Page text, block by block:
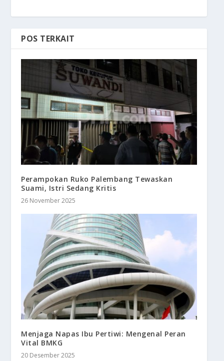
POS TERKAIT
Perampokan Ruko Palembang Tewaskan
Suami, Istri Sedang Kritis
26 November 2025
Menjaga Napas Ibu Pertiwi: Mengenal Peran
Vital BMKG
20 Desember 2025